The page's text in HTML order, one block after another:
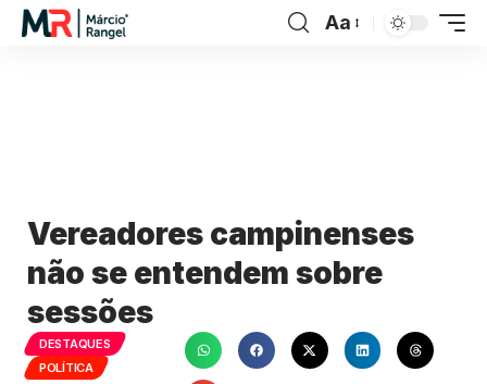
Aa
Vereadores campinenses
não se entendem sobre
sessões
DESTAQUES
POLÍTICA